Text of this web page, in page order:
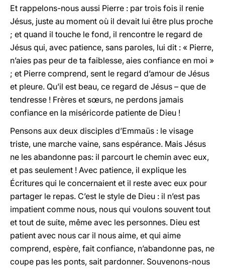
Et rappelons-nous aussi Pierre : par trois fois il renie
Jésus, juste au moment où il devait lui être plus proche
; et quand il touche le fond, il rencontre le regard de
Jésus qui, avec patience, sans paroles, lui dit : « Pierre,
n’aies pas peur de ta faiblesse, aies confiance en moi »
; et Pierre comprend, sent le regard d’amour de Jésus
et pleure. Qu’il est beau, ce regard de Jésus – que de
tendresse ! Frères et sœurs, ne perdons jamais
confiance en la miséricorde patiente de Dieu !
Pensons aux deux disciples d’Emmaüs : le visage
triste, une marche vaine, sans espérance. Mais Jésus
ne les abandonne pas: il parcourt le chemin avec eux,
et pas seulement ! Avec patience, il explique les
Écritures qui le concernaient et il reste avec eux pour
partager le repas. C’est le style de Dieu : il n’est pas
impatient comme nous, nous qui voulons souvent tout
et tout de suite, même avec les personnes. Dieu est
patient avec nous car il nous aime, et qui aime
comprend, espère, fait confiance, n’abandonne pas, ne
coupe pas les ponts, sait pardonner. Souvenons-nous